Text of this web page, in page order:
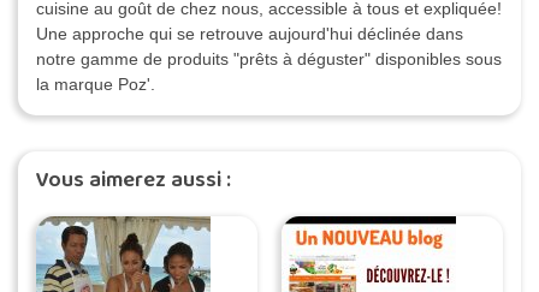
cuisine au goût de chez nous, accessible à tous et expliquée!
Une approche qui se retrouve aujourd'hui déclinée dans
notre gamme de produits "prêts à déguster" disponibles sous
la marque Poz'.
Vous aimerez aussi :